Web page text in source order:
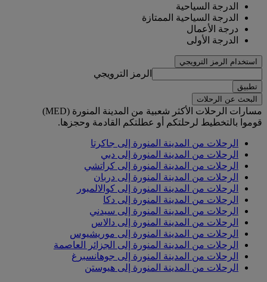
الدرجة السياحية
الدرجة السياحية الممتازة
درجة الأعمال
الدرجة الأولى
استخدام الرمز الترويجي
الرمز الترويجي
تطبيق
البحث عن الرحلات
مسارات الرحلات الأكثر شعبية من المدينة المنورة (MED)
قوموا بالتخطيط لرحلتكم أو عطلتكم القادمة وحجزها.
الرحلات من المدينة المنورة إلى جاكرتا
الرحلات من المدينة المنورة إلى دبي
الرحلات من المدينة المنورة إلى كراتشي
الرحلات من المدينة المنورة إلى دربان
الرحلات من المدينة المنورة إلى كوالالمبور
الرحلات من المدينة المنورة إلى دكا
الرحلات من المدينة المنورة إلى سيدني
الرحلات من المدينة المنورة إلى دالاس
الرحلات من المدينة المنورة إلى موريشيوس
الرحلات من المدينة المنورة إلى الجزائر العاصمة
الرحلات من المدينة المنورة إلى جوهانسبرغ
الرحلات من المدينة المنورة إلى هيوستن